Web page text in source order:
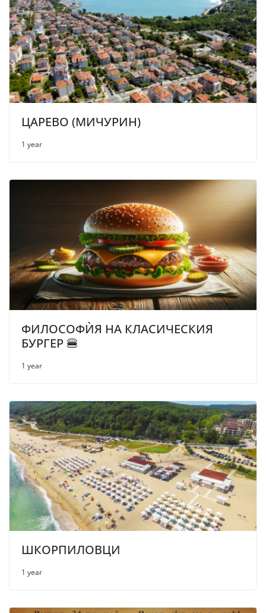
ЦАРЕВО (МИЧУРИН)
1 year
ФИЛОСОФЍЯ НА КЛАСИЧЕСКИЯ
БУРГЕР 🍔
1 year
ШКОРПИЛОВЦИ
1 year